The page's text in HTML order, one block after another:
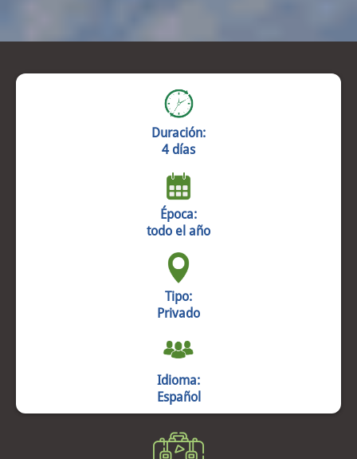
Duración:
4 días
Época:
todo el año
Tipo:
Privado
Idioma:
Español